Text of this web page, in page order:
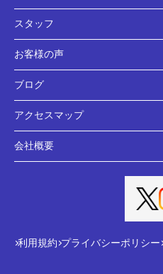
スタッフ
お客様の声
ブログ
アクセスマップ
会社概要
利用規約 プライバシーポリシー